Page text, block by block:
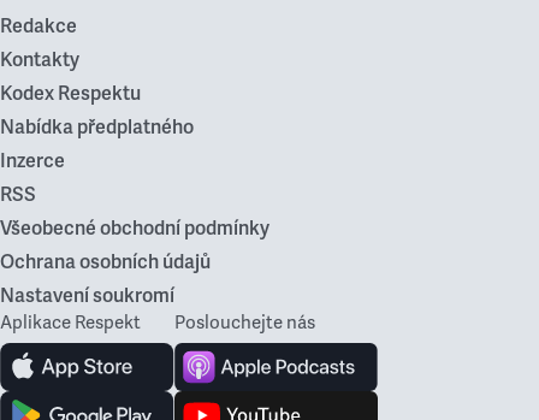
Redakce
Kontakty
Kodex Respektu
Nabídka předplatného
Inzerce
RSS
Všeobecné obchodní podmínky
Ochrana osobních údajů
Nastavení soukromí
Aplikace Respekt Poslouchejte nás